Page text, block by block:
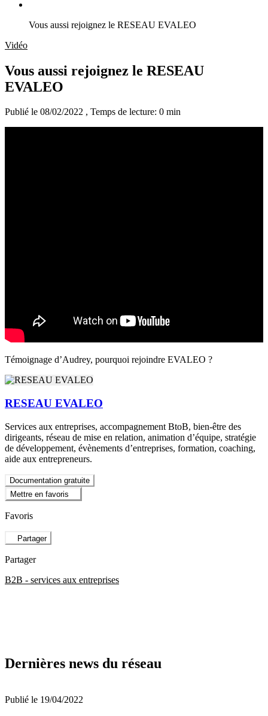
Vous aussi rejoignez le RESEAU EVALEO
Vidéo
Vous aussi rejoignez le RESEAU
EVALEO
Publié le 08/02/2022 , Temps de lecture: 0 min
Témoignage d’Audrey, pourquoi rejoindre EVALEO ?
RESEAU EVALEO
Services aux entreprises, accompagnement BtoB, bien-être des
dirigeants, réseau de mise en relation, animation d’équipe, stratégie
de développement, évènements d’entreprises, formation, coaching,
aide aux entrepreneurs.
Documentation gratuite
Mettre en favoris
Favoris
Partager
Partager
B2B - services aux entreprises
Dernières news du réseau
Publié le 19/04/2022